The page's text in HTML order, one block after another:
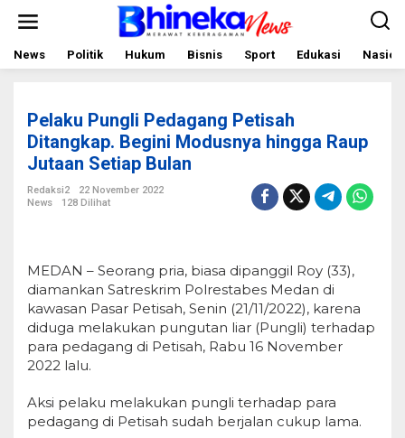
News Politik Hukum Bisnis Sport Edukasi
Pelaku Pungli Pedagang Petisah
Ditangkap. Begini Modusnya hingga Raup
Jutaan Setiap Bulan
Redaksi2
22 November 2022
News
128 Dilihat
MEDAN – Seorang pria, biasa dipanggil Roy (33),
diamankan Satreskrim Polrestabes Medan di
kawasan Pasar Petisah, Senin (21/11/2022), karena
diduga melakukan pungutan liar (Pungli) terhadap
para pedagang di Petisah, Rabu 16 November
2022 lalu.
Aksi pelaku melakukan pungli terhadap para
pedagang di Petisah sudah berjalan cukup lama.